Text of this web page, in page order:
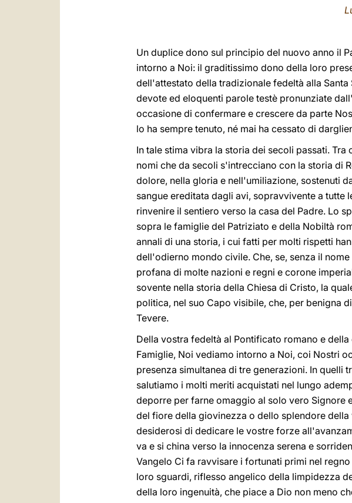
Un duplice dono sul principio del nuovo anno il
intorno a Noi: il graditissimo dono della loro
dell'attestato della tradizionale fedeltà alla
devote ed eloquenti parole testè pronunziate
occasione di confermare e crescere da parte
lo ha sempre tenuto, né mai ha cessato di
In tale stima vibra la storia dei secoli passati.
nomi che da secoli s'intrecciano con la storia di
dolore, nella gloria e nell'umiliazione, sostenuti
sangue ereditata dagli avi, sopravvivente a tutte
rinvenire il sentiero verso la casa del Padre. Lo
sopra le famiglie del Patriziato e della Nobiltà
annali di una storia, i cui fatti per molti rispetti
dell'odierno mondo civile. Che, se, senza il
profana di molte nazioni e regni e corone
sovente nella storia della Chiesa di Cristo, la
politica, nel suo Capo visibile, che, per benigna
Tevere.
Della vostra fedeltà al Pontificato romano e
Famiglie, Noi vediamo intorno a Noi, coi Nostri
presenza simultanea di tre generazioni. In quelli
salutiamo i molti meriti acquistati nel lungo
deporre per farne omaggio al solo vero Signore
del fiore della giovinezza o dello splendore
desiderosi di dedicare le vostre forze
va e si china verso la innocenza serena e
Vangelo Ci fa ravvisare i fortunati primi nel
loro sguardi, riflesso angelico della limpidezza
della loro ingenuità, che piace a Dio non meno